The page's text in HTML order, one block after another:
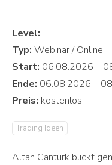
Level:
Typ:
Start:
Ende:
Preis:
Trading Ideen
Altan Cantürk blickt